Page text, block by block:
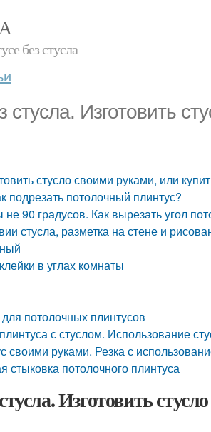
без стусла
стусла. Изготовить
стусло своими руками, или
подрезать потолочный плинтус?
90 градусов. Как вырезать угол
стусла, разметка на стене и
в углах комнаты
потолочных плинтусов
с стуслом. Использование
своими руками. Резка с
стыковка потолочного плинтуса
Изготовить